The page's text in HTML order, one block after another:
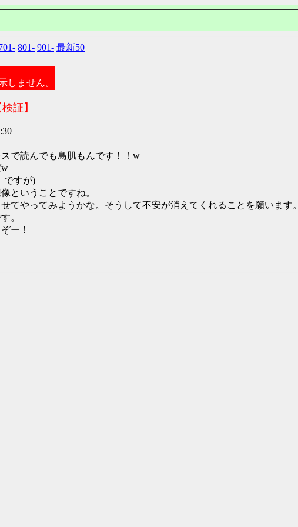
801- 901- 最新50
しません。
証】
で読んでも鳥肌もんです！！w
ですが)
ということですね。
てやってみようかな。そうして不安が消えてくれることを願います。
。
ー！